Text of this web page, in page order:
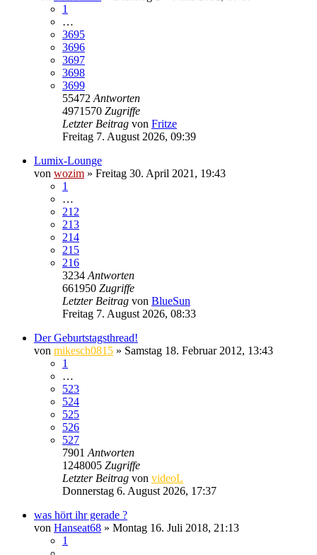
1
…
3695
3696
3697
3698
3699
55472 Antworten
4971570 Zugriffe
Letzter Beitrag von Fritze
Freitag 7. August 2026, 09:39
Lumix-Lounge
von wozim » Freitag 30. April 2021, 19:43
1
…
212
213
214
215
216
3234 Antworten
661950 Zugriffe
Letzter Beitrag von BlueSun
Freitag 7. August 2026, 08:33
Der Geburtstagsthread!
von mikesch0815 » Samstag 18. Februar 2012, 13:43
1
…
523
524
525
526
527
7901 Antworten
1248005 Zugriffe
Letzter Beitrag von videoL
Donnerstag 6. August 2026, 17:37
was hört ihr gerade ?
von Hanseat68 » Montag 16. Juli 2018, 21:13
1